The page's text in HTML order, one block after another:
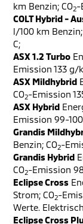
km Benzin; CO2-
COLT Hybrid -
l/100 km Benzin;
C;
ASX 1.2 Turbo
Emission 133 g/
ASX Mildhybrid
CO2-Emission
ASX Hybrid
Emission 99-
Grandis
Benzin; CO2-
Grandis Hybrid
CO2-Emission
Eclipse Cross
Strom; CO2-
Werte.
Eclipse Cross